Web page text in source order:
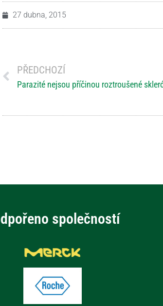
27 dubna, 2015
PŘEDCHOZÍ
Parazité nejsou příčinou roztroušené
společností